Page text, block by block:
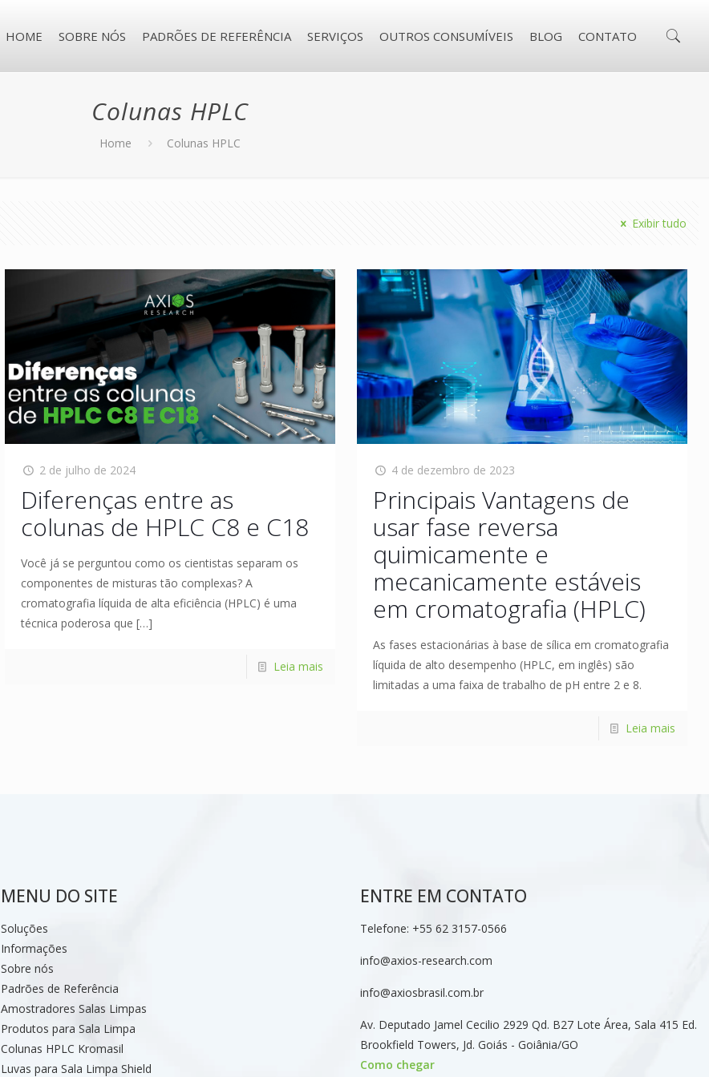
HOME SOBRE NÓS PADRÕES DE REFERÊNCIA SERVIÇOS OUTROS CONSUMÍVEIS BLOG CONTATO
Colunas HPLC
Home Colunas HPLC
Exibir tudo
2 de julho de 2024
Diferenças entre as
colunas de HPLC C8 e C18
Você já se perguntou como os cientistas separam os
componentes de misturas tão complexas? A
cromatografia líquida de alta eficiência (HPLC) é uma
técnica poderosa que […]
Leia mais
4 de dezembro de 2023
Principais Vantagens de
usar fase reversa
quimicamente e
mecanicamente estáveis
em cromatografia (HPLC)
As fases estacionárias à base de sílica em cromatografia
líquida de alto desempenho (HPLC, em inglês) são
limitadas a uma faixa de trabalho de pH entre 2 e 8.
Leia mais
MENU DO SITE
Soluções
Informações
Sobre nós
Padrões de Referência
Amostradores Salas Limpas
Produtos para Sala Limpa
Colunas HPLC Kromasil
Luvas para Sala Limpa Shield
ENTRE EM CONTATO
Telefone: +55 62 3157-0566
info@axios-research.com
info@axiosbrasil.com.br
Av. Deputado Jamel Cecilio 2929 Qd. B27 Lote Área, Sala 415 Ed.
Brookfield Towers, Jd. Goiás - Goiânia/GO
Como chegar